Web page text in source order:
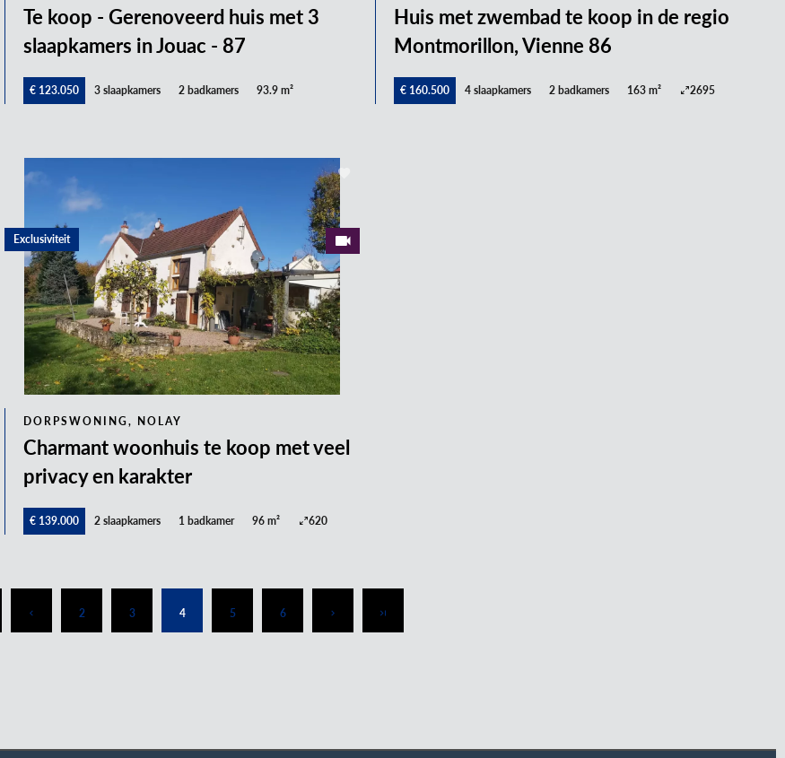
Te koop - Gerenoveerd huis met 3
slaapkamers in Jouac - 87
€ 123.050 3 slaapkamers 2 badkamers 93.9 m²
Huis met zwembad te koop in de regio
Montmorillon, Vienne 86
€ 160.500 4 slaapkamers 2 badkamers 163 m² 2695
DORPSWONING, NOLAY
Charmant woonhuis te koop met veel
privacy en karakter
€ 139.000 2 slaapkamers 1 badkamer 96 m² 620
Exclusiviteit
2 3 4 5 6